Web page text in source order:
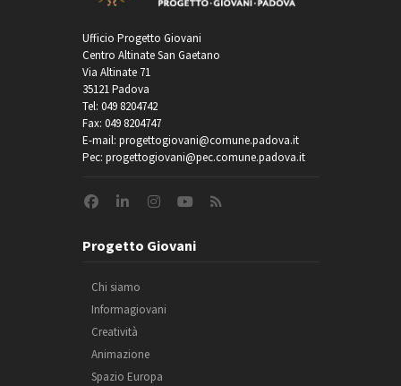
Ufficio Progetto Giovani
Centro Altinate San Gaetano
Via Altinate 71
35121 Padova
Tel: 049 8204742
Fax: 049 8204747
E-mail: progettogiovani@comune.padova.it
Pec: progettogiovani@pec.comune.padova.it
Progetto Giovani
Chi siamo
Informagiovani
Creatività
Animazione
Spazio Europa